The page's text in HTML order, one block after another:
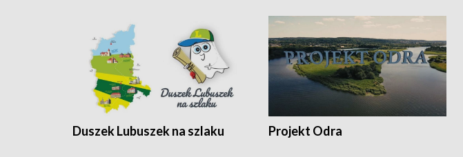
Duszek Lubuszek na szlaku Projekt Odra